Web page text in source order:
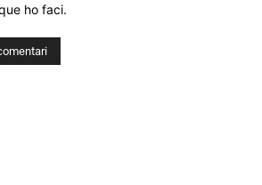
ho faci.